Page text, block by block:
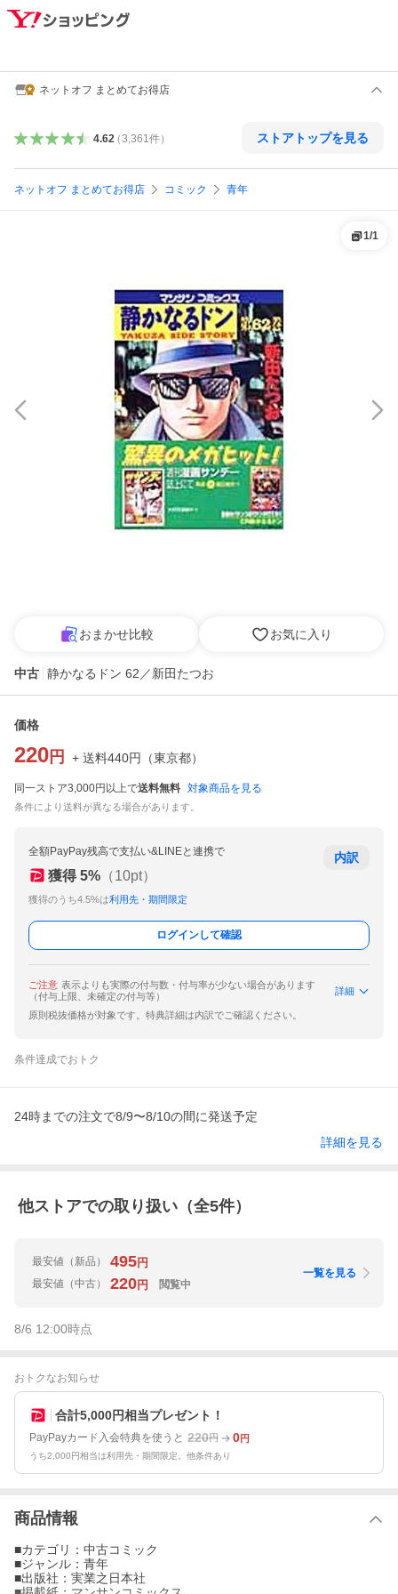
ネットオフ まとめてお得店
4.62（3,361件） ストアトップを見る
ネットオフ まとめてお得店 コミック 青年
1/1
おまかせ比較 お気に入り
中古 静かなるドン 62／新田たつお
価格
220 円 + 送料440円 （東京都）
同一ストア3,000円以上で送料無料 対象商品を見る
条件により送料が異なる場合があります。
全額PayPay残高で支払い&LINEと連携で
獲得 5% （10pt）
獲得のうち4.5%は利用先・期間限定
内訳
ログインして確認
ご注意 表示よりも実際の付与数・付与率が少ない場合があります
（付与上限、未確定の付与等）
詳細
原則税抜価格が対象です。特典詳細は内訳でご確認ください。
条件達成でおトク
24時までの注文で8/9〜8/10の間に発送予定
詳細を見る
他ストアでの取り扱い（全5件）
最安値 （新品） 495円
最安値 （中古） 220円 閲覧中
一覧を見る
8/6 12:00時点
おトクなお知らせ
合計5,000円相当プレゼント！
PayPayカード入会特典を使うと 220円 0円
うち2,000円相当は利用先・期間限定。他条件あり
商品情報
■カテゴリ：中古コミック
■ジャンル：青年
■出版社：実業之日本社